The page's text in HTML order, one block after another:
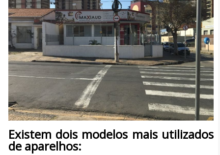
Existem dois modelos mais utilizados
de aparelhos: